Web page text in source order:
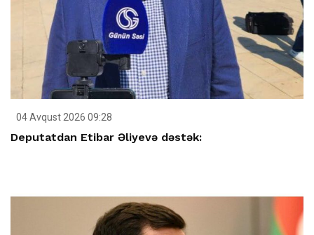
04 Avqust 2026 09:28
Deputatdan Etibar Əliyevə dəstək: